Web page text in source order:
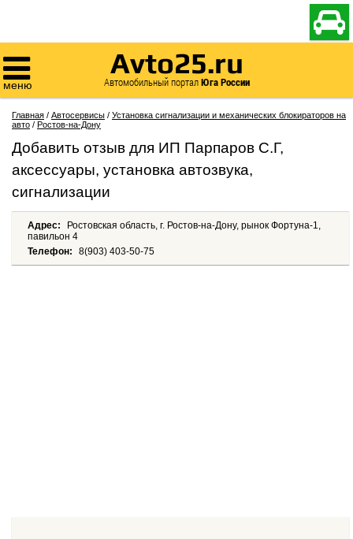


меню
Avto25.ru
Автомобильный порталЮга России
Главная / Автосервисы / Установка сигнализации и механических блокираторов на
авто / Ростов-на-Дону
Добавить отзыв для ИП Парпаров С.Г,
аксессуары, установка автозвука,
сигнализации
Адрес:
Ростовская область, г. Ростов-на-Дону, рынок Фортуна-1,
павильон 4
Телефон:
8(903) 403-50-75